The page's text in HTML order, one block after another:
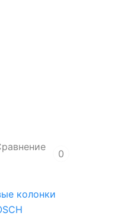
0
колонки